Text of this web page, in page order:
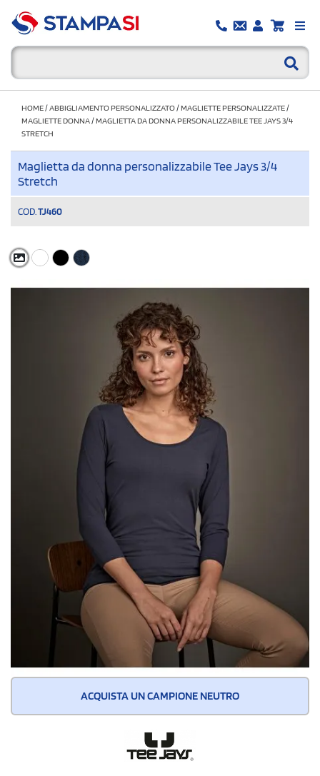
HOME/ABBIGLIAMENTO PERSONALIZZATO/MAGLIETTE PERSONALIZZATE/
MAGLIETTE DONNA/MAGLIETTA DA DONNA PERSONALIZZABILE TEE JAYS 3/4
STRETCH
Maglietta da donna personalizzabile Tee Jays 3/4
Stretch
COD. TJ460
ACQUISTA UN CAMPIONE NEUTRO